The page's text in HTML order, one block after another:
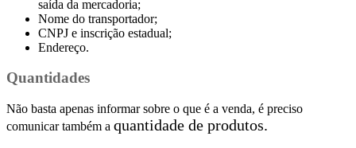
saída da mercadoria;
Nome do transportador;
CNPJ e inscrição estadual;
Endereço.
Quantidades
Não basta apenas informar sobre o que é a venda, é preciso
comunicar também a quantidade de produtos.